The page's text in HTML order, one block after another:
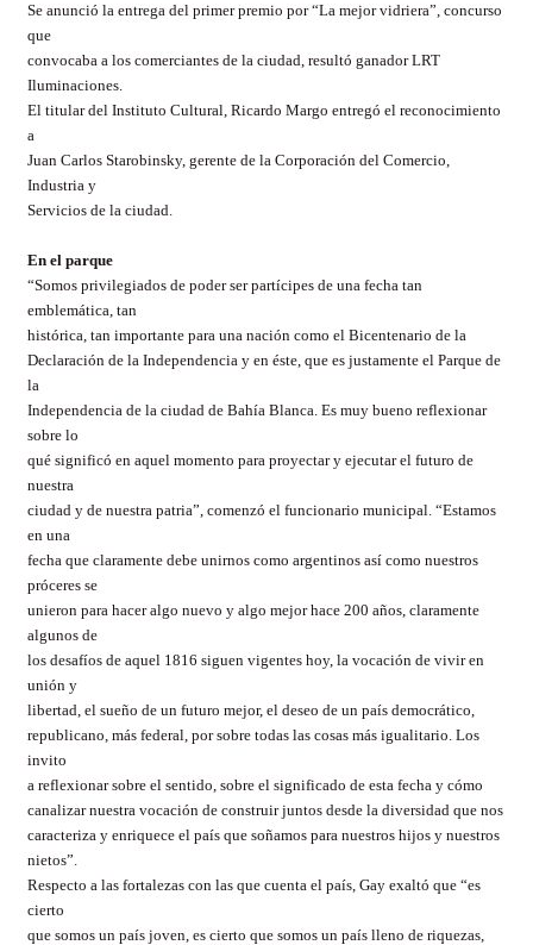
Se anunció la entrega del primer premio por “La mejor vidriera”, concurso
que
convocaba a los comerciantes de la ciudad, resultó ganador LRT
Iluminaciones.
El titular del Instituto Cultural, Ricardo Margo entregó el reconocimiento
a
Juan Carlos Starobinsky, gerente de la Corporación del Comercio,
Industria y
Servicios de la ciudad.
En el parque
“Somos privilegiados de poder ser partícipes de una fecha tan
emblemática, tan
histórica, tan importante para una nación como el Bicentenario de la
Declaración de la Independencia y en éste, que es justamente el Parque de
la
Independencia de la ciudad de Bahía Blanca. Es muy bueno reflexionar
sobre lo
qué significó en aquel momento para proyectar y ejecutar el futuro de
nuestra
ciudad y de nuestra patria”, comenzó el funcionario municipal. “Estamos
en una
fecha que claramente debe unirnos como argentinos así como nuestros
próceres se
unieron para hacer algo nuevo y algo mejor hace 200 años, claramente
algunos de
los desafíos de aquel 1816 siguen vigentes hoy, la vocación de vivir en
unión y
libertad, el sueño de un futuro mejor, el deseo de un país democrático,
republicano, más federal, por sobre todas las cosas más igualitario. Los
invito
a reflexionar sobre el sentido, sobre el significado de esta fecha y cómo
canalizar nuestra vocación de construir juntos desde la diversidad que nos
caracteriza y enriquece el país que soñamos para nuestros hijos y nuestros
nietos”.
Respecto a las fortalezas con las que cuenta el país, Gay exaltó que “es
cierto
que somos un país joven, es cierto que somos un país lleno de riquezas,